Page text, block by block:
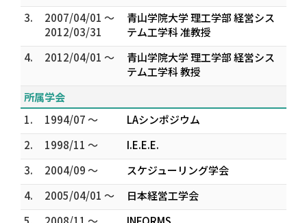
3.
2007/04/01 ～
2012/03/31
青山学院大学 理工学部 経営シス
テム工学科 准教授
4.
2012/04/01 ～
青山学院大学 理工学部 経営シス
テム工学科 教授
所属学会
1.
1994/07 ～
LAシンポジウム
2.
1998/11 ～
I.E.E.E.
3.
2004/09 ～
スケジューリング学会
4.
2005/04/01 ～
日本経営工学会